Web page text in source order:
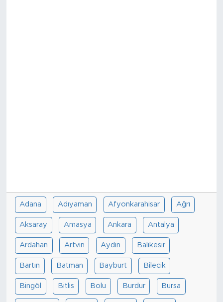
Adana Adıyaman Afyonkarahisar Ağrı
Aksaray Amasya Ankara Antalya
Ardahan Artvin Aydın Balıkesir
Bartın Batman Bayburt Bilecik
Bingöl Bitlis Bolu Burdur Bursa